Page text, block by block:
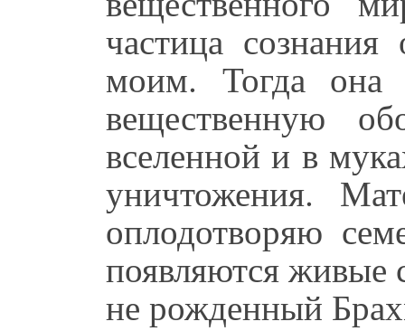
частица сознания
моим. Тогда она
вещественную
вселенной и в
уничтожения.
оплодотворяю
появляются живые
не рожденный